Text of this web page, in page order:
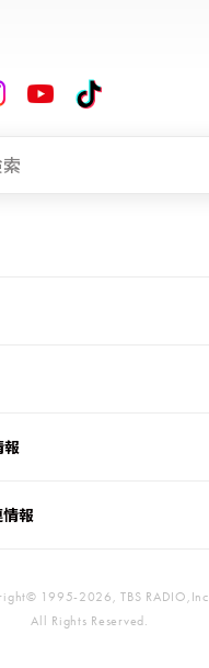
報
1995-2026, TBS RADIO,Inc.
All Rights Reserved.